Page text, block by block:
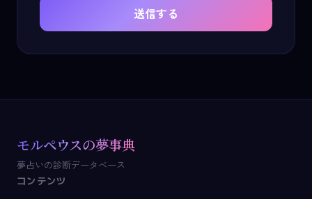
送信する
モルペウスの夢事典
夢占いの診断データベース
コンテンツ